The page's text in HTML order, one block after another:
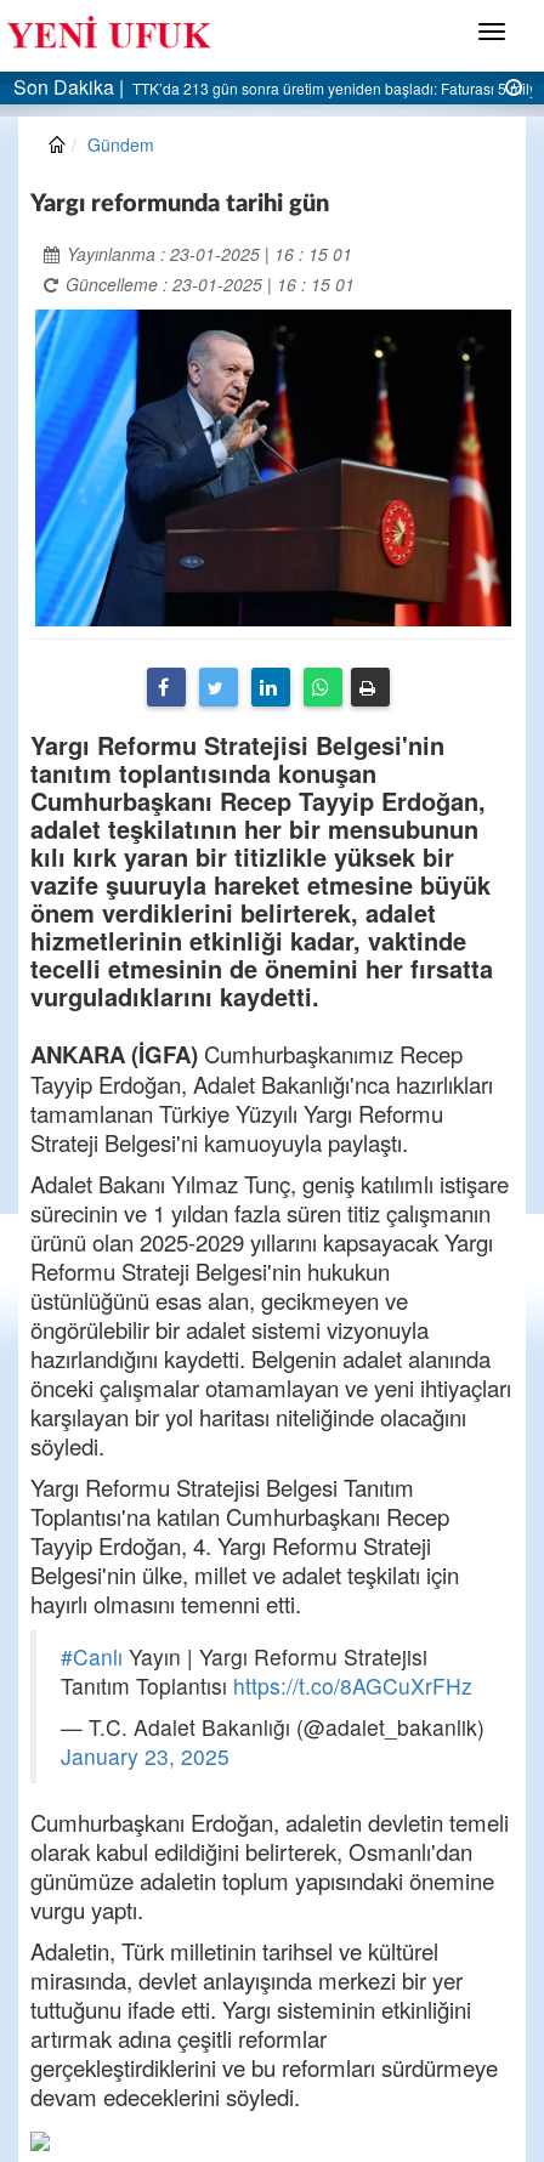
Menü
Son Dakika |AK Parti Ereğli İlçe Başkanlığı’ndan belediyeye sert
Gündem
Yargı reformunda tarihi gün
Yayınlanma : 23-01-2025 | 16 : 15 01
Güncelleme : 23-01-2025 | 16 : 15 01
Yargı Reformu Stratejisi Belgesi'nin
tanıtım toplantısında konuşan
Cumhurbaşkanı Recep Tayyip Erdoğan,
adalet teşkilatının her bir mensubunun
kılı kırk yaran bir titizlikle yüksek bir
vazife şuuruyla hareket etmesine büyük
önem verdiklerini belirterek, adalet
hizmetlerinin etkinliği kadar, vaktinde
tecelli etmesinin de önemini her fırsatta
vurguladıklarını kaydetti.
ANKARA (İGFA) Cumhurbaşkanımız Recep
Tayyip Erdoğan, Adalet Bakanlığı'nca hazırlıkları
tamamlanan Türkiye Yüzyılı Yargı Reformu
Strateji Belgesi'ni kamuoyuyla paylaştı.
Adalet Bakanı Yılmaz Tunç, geniş katılımlı istişare
sürecinin ve 1 yıldan fazla süren titiz çalışmanın
ürünü olan 2025-2029 yıllarını kapsayacak Yargı
Reformu Strateji Belgesi'nin hukukun
üstünlüğünü esas alan, gecikmeyen ve
öngörülebilir bir adalet sistemi vizyonuyla
hazırlandığını kaydetti. Belgenin adalet alanında
önceki çalışmalar otamamlayan ve yeni ihtiyaçları
karşılayan bir yol haritası niteliğinde olacağını
söyledi.
Yargı Reformu Stratejisi Belgesi Tanıtım
Toplantısı'na katılan Cumhurbaşkanı Recep
Tayyip Erdoğan, 4. Yargı Reformu Strateji
Belgesi'nin ülke, millet ve adalet teşkilatı için
hayırlı olmasını temenni etti.
#Canlı Yayın | Yargı Reformu Stratejisi
Tanıtım Toplantısı https://t.co/8AGCuXrFHz
— T.C. Adalet Bakanlığı (@adalet_bakanlik)
January 23, 2025
Cumhurbaşkanı Erdoğan, adaletin devletin temeli
olarak kabul edildiğini belirterek, Osmanlı'dan
günümüze adaletin toplum yapısındaki önemine
vurgu yaptı.
Adaletin, Türk milletinin tarihsel ve kültürel
mirasında, devlet anlayışında merkezi bir yer
tuttuğunu ifade etti. Yargı sisteminin etkinliğini
artırmak adına çeşitli reformlar
gerçekleştirdiklerini ve bu reformları sürdürmeye
devam edeceklerini söyledi.